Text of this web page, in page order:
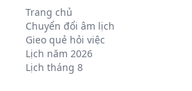
Trang chủ
Chuyển đổi âm lịch
Gieo quẻ hỏi việc
Lịch năm 2026
Lịch tháng 8